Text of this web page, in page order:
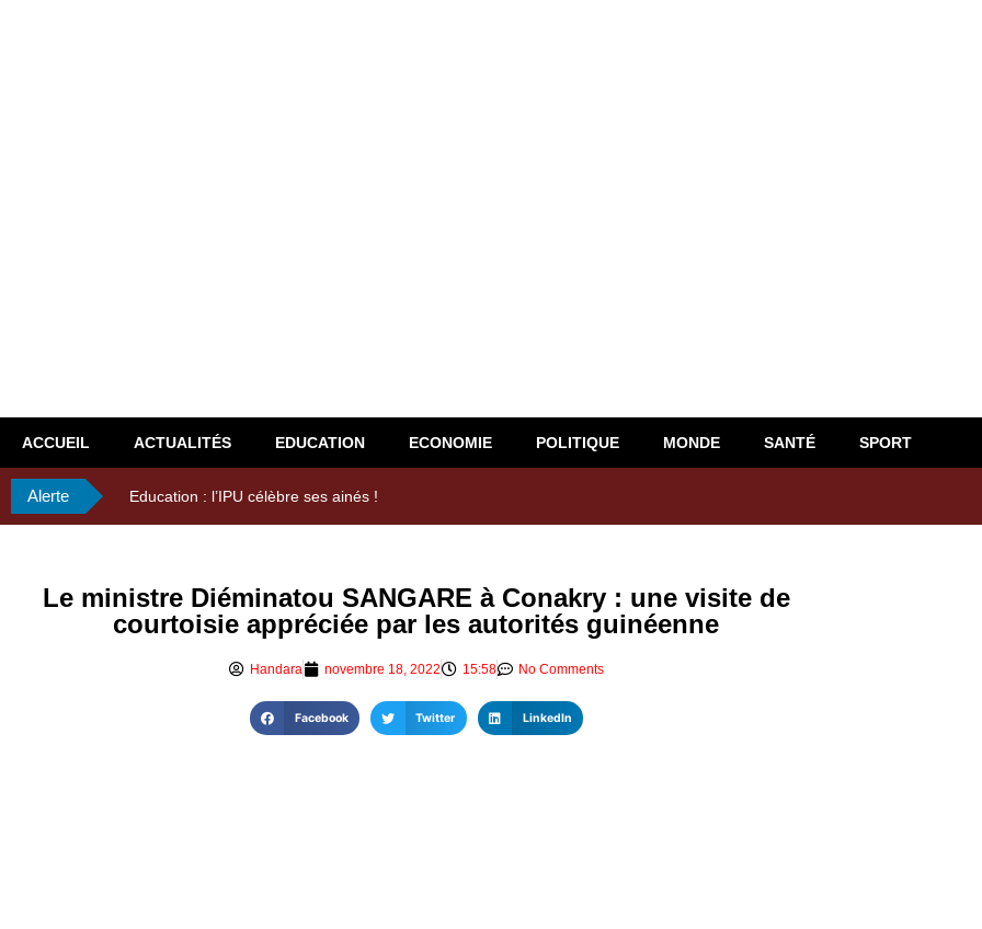
ACCUEIL ACTUALITÉS EDUCATION ECONOMIE POLITIQUE MONDE SANTÉ SPORT
Alerte 29ème Assemblée Générale Ordinaire de l’Union Nyèsigiso : L’encours total des dépôts des membres passé de 18
Le ministre Diéminatou SANGARE à Conakry : une visite de
courtoisie appréciée par les autorités guinéenne
Handara novembre 18, 2022 15:58 No Comments
Facebook Twitter LinkedIn